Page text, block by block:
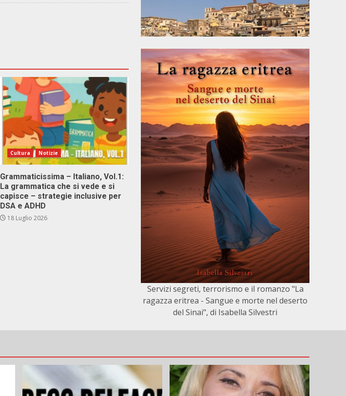
Cultura Notizie
Grammaticissima – Italiano, Vol.1:
La grammatica che si vede e si
capisce – strategie inclusive per
DSA e ADHD
18 Luglio 2026
Servizi segreti, terrorismo e il romanzo "La
ragazza eritrea - Sangue e morte nel deserto
del Sinai", di Isabella Silvestri